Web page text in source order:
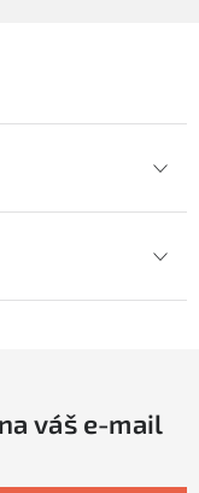
váš e-mail